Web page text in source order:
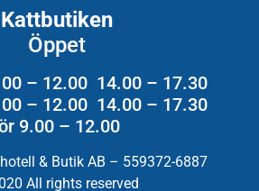
Kattbutiken
Öppet
– 12.00 14.00 – 17.30
– 12.00 14.00 – 17.30
9.00 – 12.00
& Butik AB – 559372-6887
All rights reserved